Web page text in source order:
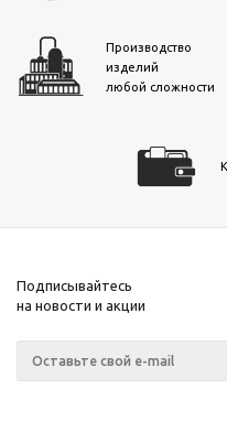
Производство
изделий
любой сложности
Подписывайтесь
на новости и акции